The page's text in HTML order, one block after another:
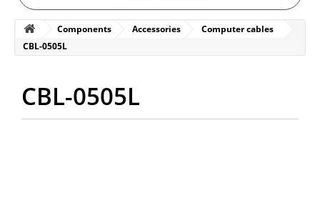
Components Accessories
Computer cables
CBL-0505L
CBL-0505L